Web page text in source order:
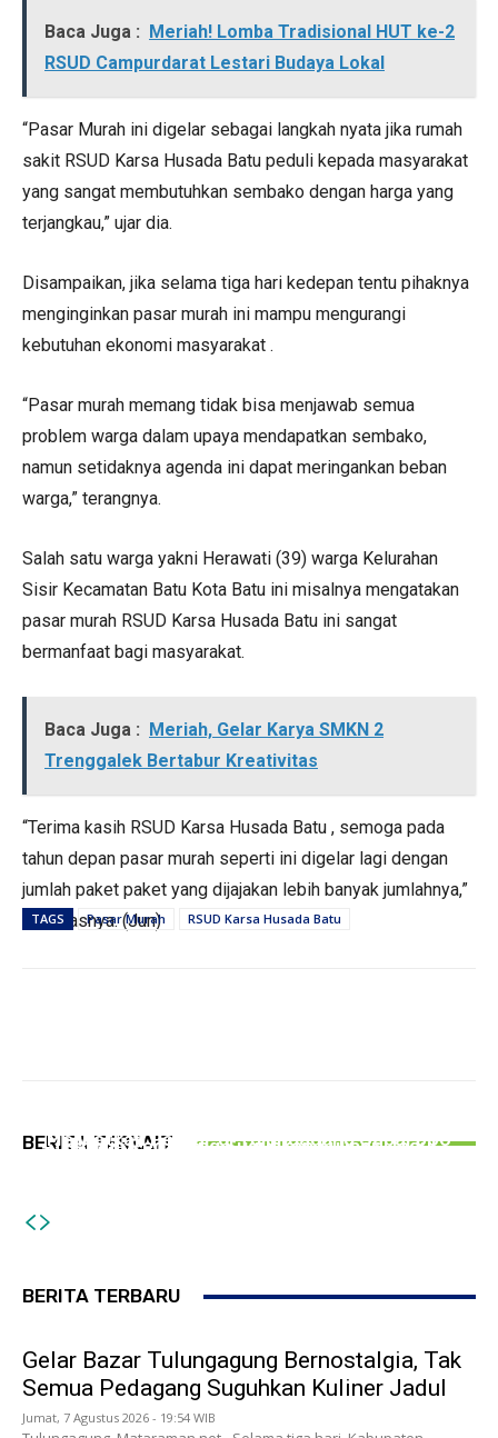
Baca Juga : Meriah! Lomba Tradisional HUT ke-2
RSUD Campurdarat Lestari Budaya Lokal
“Pasar Murah ini digelar sebagai langkah nyata jika rumah
sakit RSUD Karsa Husada Batu peduli kepada masyarakat
yang sangat membutuhkan sembako dengan harga yang
terjangkau,” ujar dia.
Disampaikan, jika selama tiga hari kedepan tentu pihaknya
menginginkan pasar murah ini mampu mengurangi
kebutuhan ekonomi masyarakat .
“Pasar murah memang tidak bisa menjawab semua
problem warga dalam upaya mendapatkan sembako,
namun setidaknya agenda ini dapat meringankan beban
warga,” terangnya.
Salah satu warga yakni Herawati (39) warga Kelurahan
Sisir Kecamatan Batu Kota Batu ini misalnya mengatakan
pasar murah RSUD Karsa Husada Batu ini sangat
bermanfaat bagi masyarakat.
Baca Juga : Meriah, Gelar Karya SMKN 2
Trenggalek Bertabur Kreativitas
“Terima kasih RSUD Karsa Husada Batu , semoga pada
tahun depan pasar murah seperti ini digelar lagi dengan
jumlah paket paket yang dijajakan lebih banyak jumlahnya,”
pungkasnya. (Jun)
TAGS Pasar Murah RSUD Karsa Husada Batu
BERITA TERKAIT
Semua Pedagang Suguhkan Kuliner Jadul
Melibatkan Pelajar di Tulungagung Capai 300
Tipu PMI Asal Tulungagung Hingga Rugi Rp266
BERITA TERBARU
Gelar Bazar Tulungagung Bernostalgia, Tak
Semua Pedagang Suguhkan Kuliner Jadul
Jumat, 7 Agustus 2026 - 19:54 WIB